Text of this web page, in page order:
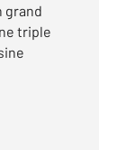
grand
triple